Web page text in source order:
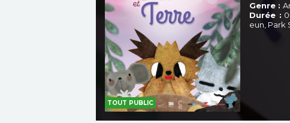
TOUT PUBLIC
Genre :
Durée :
eun, Park